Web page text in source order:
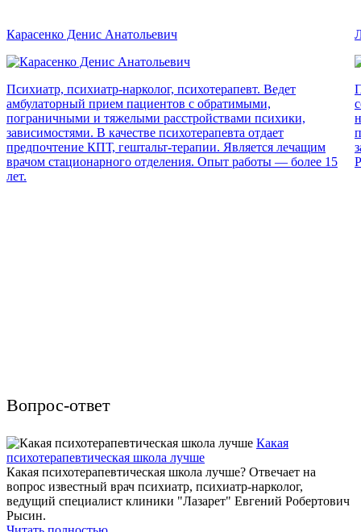
Карасенко Денис Анатольевич
Психиатр, психиатр-нарколог, психотерапевт. Ведет
амбулаторный прием пациентов с обратимыми,
пограничными и тяжелыми расстройствами психики,
зависимостями. В качестве психотерапевта отдает
предпочтение КПТ, гештальт-терапии. Является лечащим
врачом стационарного отделения. Опыт работы — более 15
лет.
Вопрос-ответ
Какая
психотерапевтическая школа лучше
Какая психотерапевтическая школа лучше? Отвечает на
вопрос известный врач психиатр, психиатр-нарколог,
ведущий специалист клиники "Лазарет" Евгений Робертович
Рысин.